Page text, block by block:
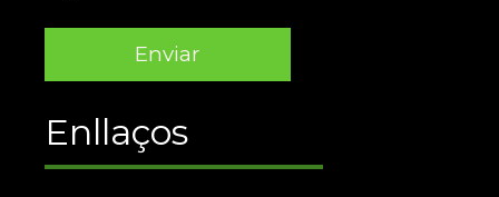
Enllaços